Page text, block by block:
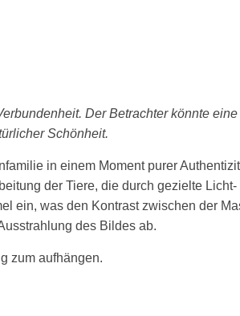
Der Betrachter könnte
Schönheit.
in einem Moment purer
der Tiere, die durch gezielte
ein, was den Kontrast zwischen der
des Bildes ab.
zum aufhängen.